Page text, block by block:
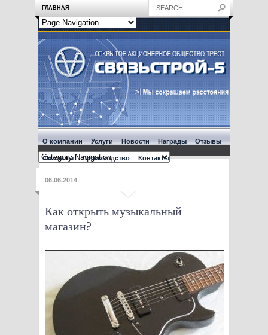
ГЛАВНАЯ
О компании Услуги Новости Награды Отзывы
Филиалы Производство Контакты
06.06.2014
Как открыть музыкальный
магазин?